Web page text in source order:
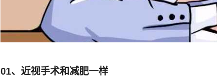
01、近视手术和减肥一样